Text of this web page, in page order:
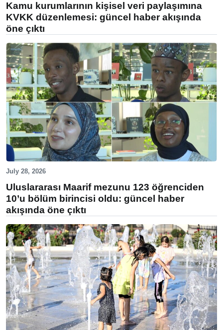
Kamu kurumlarının kişisel veri paylaşımına
KVKK düzenlemesi: güncel haber akışında
öne çıktı
July 28, 2026
Uluslararası Maarif mezunu 123 öğrenciden
10’u bölüm birincisi oldu: güncel haber
akışında öne çıktı